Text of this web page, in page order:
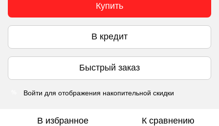
Купить
В кредит
Быстрый заказ
Войти для отображения накопительной скидки
В избранное К сравнению